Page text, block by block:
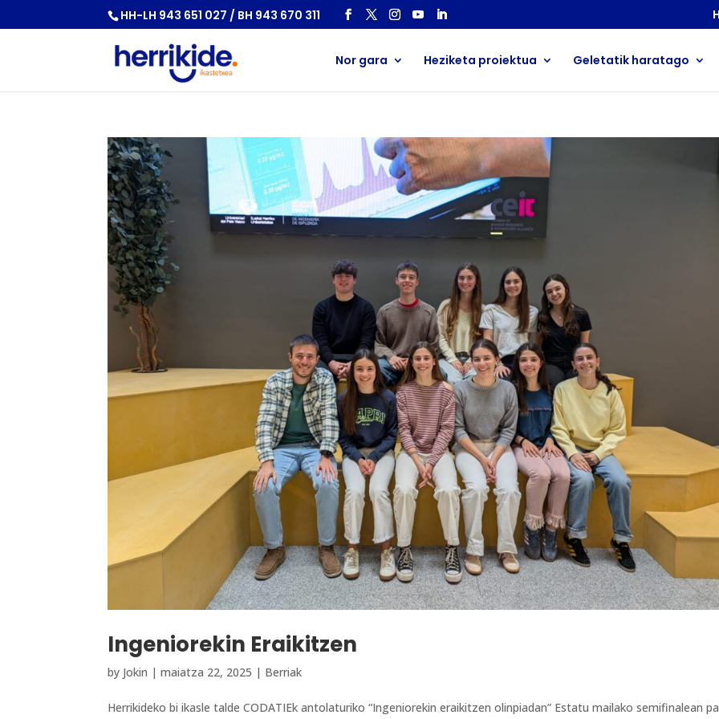
HH-LH 943 651 027 / BH 943 670 311
Nor gara Heziketa proiektua Geletatik haratago
Ingeniorekin Eraikitzen
by Jokin |maiatza 22, 2025 | Berriak
Herrikideko bi ikasle talde CODATIEk antolaturiko “Ingeniorekin eraikitzen olinpiadan” Estatu mailako semifinalean